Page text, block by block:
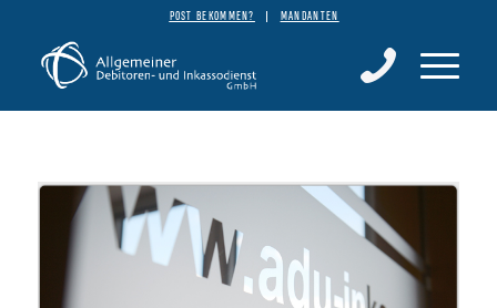
POST BEKOMMEN? MANDANTEN